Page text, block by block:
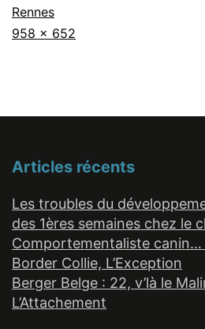
Rennes
Taille
958 × 652
Articles récents
Les troubles du
des 1ères semaines chez le
Comportementaliste canin…
Border Collie, L’Exception
Berger Belge : 22, v’là le
L’Attachement